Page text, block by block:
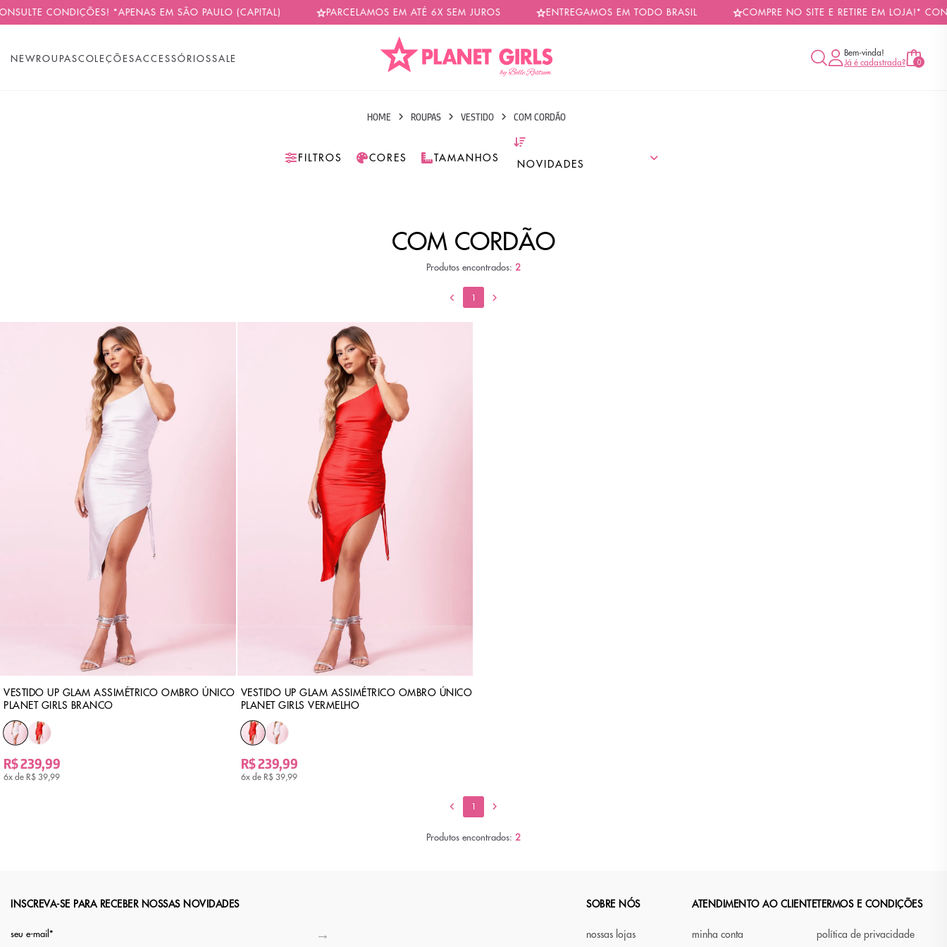
CONDIÇÕES! *APENAS EM SÃO PAULO (CAPITAL) PARCELAMOS EM ATÉ 6X SEM JUROS ENTREGAMOS EM TODO BRASIL COMPRE NO SITE E RETIRE EM LOJA!*
NEWROUPASCOLEÇÕESACCESSÓRIOSSALE
Bem-vinda!
Já é cadastrada?
0
HOME ROUPAS VESTIDO COM CORDÃO
FILTROS CORES TAMANHOS
COM CORDÃO
Produtos encontrados: 2
1
VESTIDO UP GLAM ASSIMÉTRICO OMBRO ÚNICO
PLANET GIRLS BRANCO
R$ 239,99
6x de R$ 39,99
VESTIDO UP GLAM ASSIMÉTRICO OMBRO ÚNICO
PLANET GIRLS VERMELHO
R$ 239,99
6x de R$ 39,99
1
Produtos encontrados: 2
INSCREVA-SE PARA RECEBER NOSSAS NOVIDADES SOBRE NÓS
nossas lojas
ATENDIMENTO AO CLIENTE
minha conta
TERMOS E CONDIÇÕES
política de privacidade